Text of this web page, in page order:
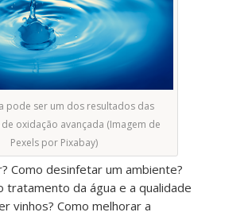
pode ser um dos resultados das
oxidação avançada (Imagem de
Pexels por Pixabay)
Como desinfetar um ambiente?
tratamento da água e a qualidade
vinhos? Como melhorar a